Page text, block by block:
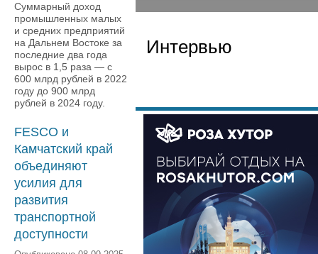
Суммарный доход
промышленных малых
и средних предприятий
на Дальнем Востоке за
последние два года
вырос в 1,5 раза — с
600 млрд рублей в 2022
году до 900 млрд
рублей в 2024 году.
FESCO и
Камчатский край
объединяют
усилия для
развития
транспортной
доступности
Интервью